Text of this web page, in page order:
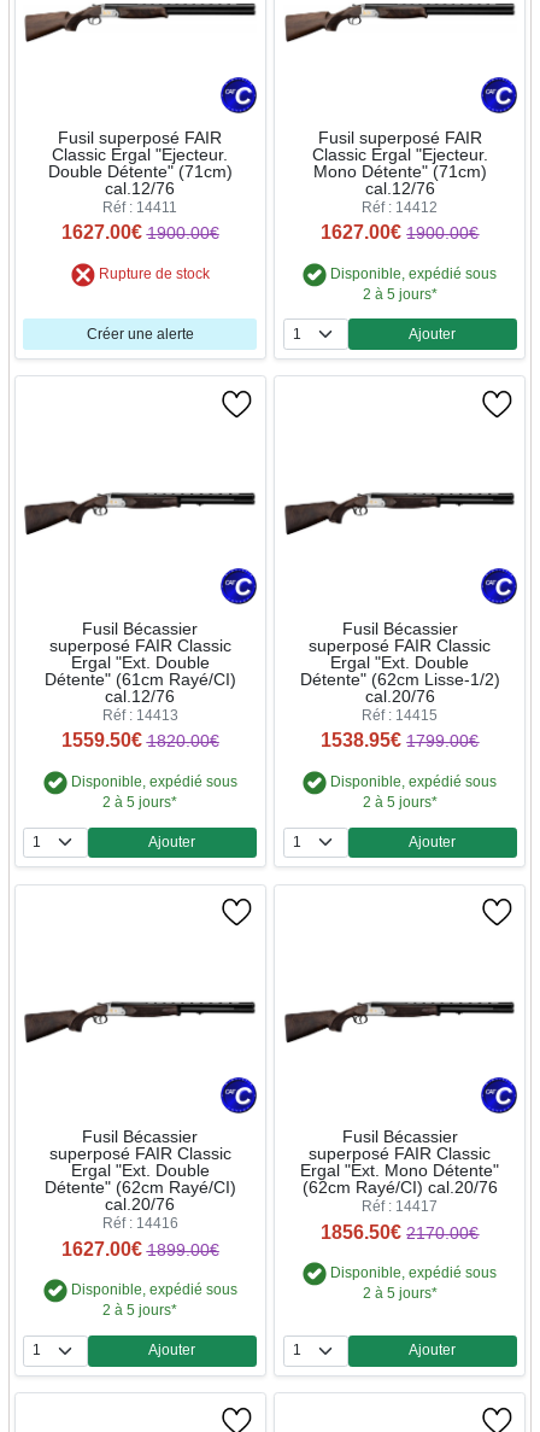
Fusil superposé FAIR
Classic Ergal "Ejecteur.
Double Détente" (71cm)
cal.12/76
Réf : 14411
1627.00€ 1900.00€
Rupture de stock
Créer une alerte
Fusil superposé FAIR
Classic Ergal "Ejecteur.
Mono Détente" (71cm)
cal.12/76
Réf : 14412
1627.00€ 1900.00€
Disponible, expédié sous
2 à 5 jours*
Quantité
Ajouter
Fusil Bécassier
superposé FAIR Classic
Ergal "Ext. Double
Détente" (61cm Rayé/CI)
cal.12/76
Réf : 14413
1559.50€ 1820.00€
Disponible, expédié sous
2 à 5 jours*
Quantité
Ajouter
Fusil Bécassier
superposé FAIR Classic
Ergal "Ext. Double
Détente" (62cm Lisse-1/2)
cal.20/76
Réf : 14415
1538.95€ 1799.00€
Disponible, expédié sous
2 à 5 jours*
Quantité
Ajouter
Fusil Bécassier
superposé FAIR Classic
Ergal "Ext. Double
Détente" (62cm Rayé/CI)
cal.20/76
Réf : 14416
1627.00€ 1899.00€
Disponible, expédié sous
2 à 5 jours*
Quantité
Ajouter
Fusil Bécassier
superposé FAIR Classic
Ergal "Ext. Mono Détente"
(62cm Rayé/CI) cal.20/76
Réf : 14417
1856.50€ 2170.00€
Disponible, expédié sous
2 à 5 jours*
Quantité
Ajouter